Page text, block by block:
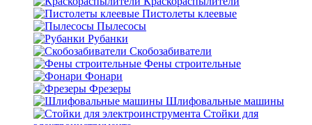
Пистолеты клеевые
Пылесосы
Рубанки
Скобозабиватели
Фены строительные
Фонари
Фрезеры
Шлифовальные машины
Стойки для